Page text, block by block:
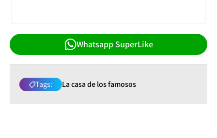
Whatsapp SuperLike
Tags: La casa de los famosos